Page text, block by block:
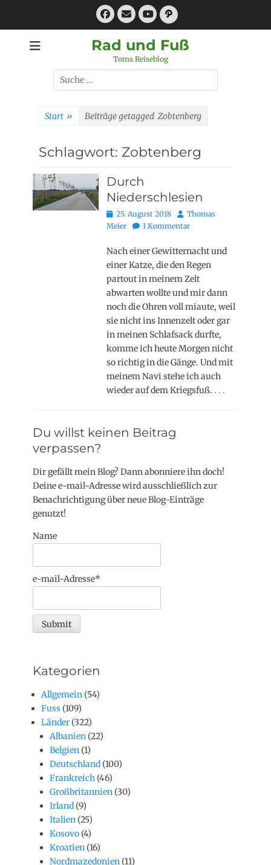
Facebook
E-
MailYouTube
Pfad
Rad und Fuß
Toms Reiseblog
Suchen
nach:
Start » Beiträge getagged Zobtenberg
Schlagwort: Zobtenberg
Durch
Niederschlesien
Posted
on
25. August 2018 AutorThomas
Meier
1 Kommentar
Nach einer Gewitternacht und
einer Katze, die den Regen
partout in meinem Zelt
abwarten wollte und mir dann
noch die Ohren voll miaute, weil
sie nicht ins Innenzelt oder gar
in meinen Schlafsack durfte,
komme ich heute Morgen nicht
so richtig in die Gänge. Und mit
meinem Navi stehe ich auch
wieder auf dem Kriegsfuß. . . .
Du willst keinen Beitrag
verpassen?
Dir gefällt mein Blog? Dann abonniere ihn doch!
Deine e-mail-Adresse wird ausschließlich zur
Benachrichtigung über neue Blog-Einträge
genutzt!
Name
e-mail-Adresse*
Kategorien
Allgemein (54)
Fuss (109)
Länder (322)
Albanien (22)
Belgien (1)
Deutschland (100)
Frankreich (46)
Großbritannien (30)
Irland (9)
Italien (25)
Kosovo (4)
Kroatien (16)
Nordmazedonien (11)